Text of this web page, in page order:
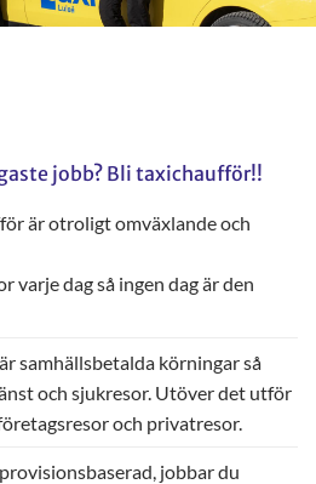
jobb? Bli taxichaufför!!
är otroligt omväxlande och
varje dag så ingen dag är den
samhällsbetalda körningar så
och sjukresor. Utöver det utför
och privatresor.
jobbar du